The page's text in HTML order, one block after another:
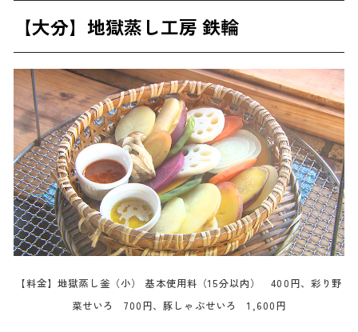
【大分】地獄蒸し工房 鉄輪
【料金】地獄蒸し釜（小） 基本使用料（15分以内） 400円、彩り野
菜せいろ 700円、豚しゃぶせいろ 1,600円